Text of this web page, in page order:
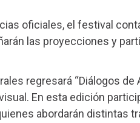
oficiales, el festival
las proyecciones y
regresará “Diálogos
En esta edición
abordarán distintas